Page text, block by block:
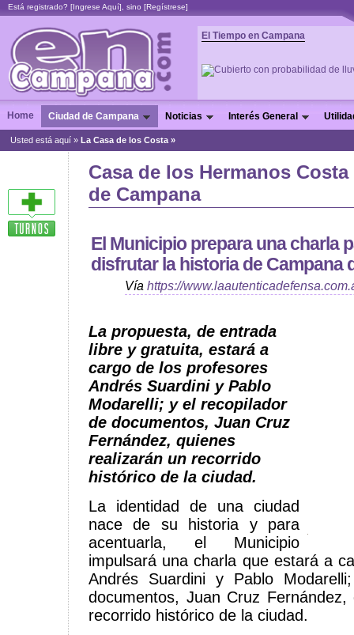
Está registrado? [Ingrese Aquí], sino [Regístrese]
El Tiempo en Campana
Home Ciudad de Campana Noticias Interés General
Usted está aquí » La Casa de los Costa »
Casa de los Hermanos
de Campana
El Municipio prepara una charla
disfrutar la historia de Campana
Vía https://
La propuesta, de entrada
libre y gratuita, estará a
cargo de los profesores
Andrés Suardini y Pablo
Modarelli; y el recopilador
de documentos, Juan Cruz
Fernández, quienes
realizarán un recorrido
histórico de la ciudad.
La identidad de una ciudad
nace de su historia y para
acentuarla, el Municipio
impulsará una charla que estará a
Andrés Suardini y Pablo
documentos, Juan Cruz Fernández,
recorrido histórico de la ciudad.